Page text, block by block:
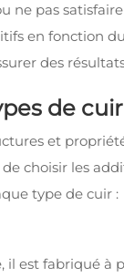
ne pas
en fonction
des
de
et
choisir les
type de cuir :
est fabriqué à